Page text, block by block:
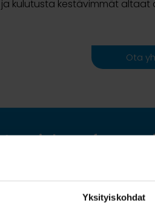
Yksityiskohdat
ja kulutusta kestävimmät altaat
Ota